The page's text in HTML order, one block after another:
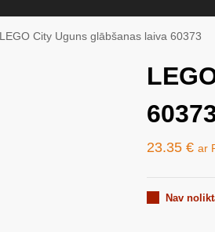
LEGO City Uguns glābšanas laiva 60373
23.35 € ar
Nav